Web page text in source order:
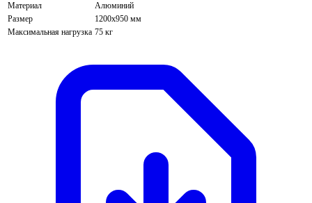
Материал
Алюминий
Размер
1200х950 мм
Максимальная нагрузка 75 кг